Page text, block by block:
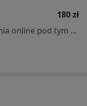
180 zł
Specjalista nie oferuje umawiania online pod tym adresem.